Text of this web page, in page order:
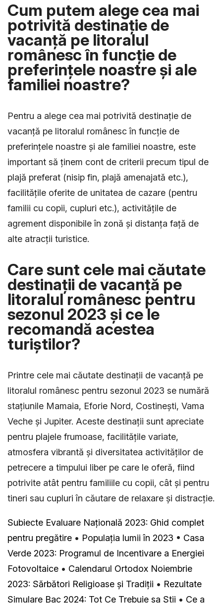
Cum putem alege cea mai
potrivită destinație de
vacanță pe litoralul
românesc în funcție de
preferințele noastre și ale
familiei noastre?
Pentru a alege cea mai potrivită destinație de
vacanță pe litoralul românesc în funcție de
preferințele noastre și ale familiei noastre, este
important să ținem cont de criterii precum tipul de
plajă preferat (nisip fin, plajă amenajată etc.),
facilitățile oferite de unitatea de cazare (pentru
familii cu copii, cupluri etc.), activitățile de
agrement disponibile în zonă și distanța față de
alte atracții turistice.
Care sunt cele mai căutate
destinații de vacanță pe
litoralul românesc pentru
sezonul 2023 și ce le
recomandă acestea
turiștilor?
Printre cele mai căutate destinații de vacanță pe
litoralul românesc pentru sezonul 2023 se numără
stațiunile Mamaia, Eforie Nord, Costinești, Vama
Veche și Jupiter. Aceste destinații sunt apreciate
pentru plajele frumoase, facilitățile variate,
atmosfera vibrantă și diversitatea activităților de
petrecere a timpului liber pe care le oferă, fiind
potrivite atât pentru familiile cu copii, cât și pentru
tineri sau cupluri în căutare de relaxare și distracție.
Subiecte Evaluare Națională 2023: Ghid complet
pentru pregătire • Populația lumii în 2023 • Casa
Verde 2023: Programul de Incentivare a Energiei
Fotovoltaice • Calendarul Ortodox Noiembrie
2023: Sărbători Religioase și Tradiții • Rezultate
Simulare Bac 2024: Tot Ce Trebuie sa Stii • Ce a